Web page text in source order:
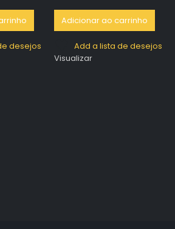
desejos
Adicionar ao carrinho
Add a lista de desejos
Visualizar